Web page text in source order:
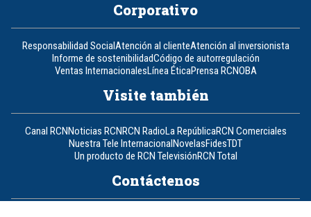
Corporativo
Responsabilidad SocialAtención al clienteAtención al inversionista
Informe de sostenibilidadCódigo de autorregulación
Ventas InternacionalesLínea ÉticaPrensa RCNOBA
Visite también
Canal RCNNoticias RCNRCN RadioLa RepúblicaRCN Comerciales
Nuestra Tele InternacionalNovelasFidesTDT
Un producto de RCN TelevisiónRCN Total
Contáctenos